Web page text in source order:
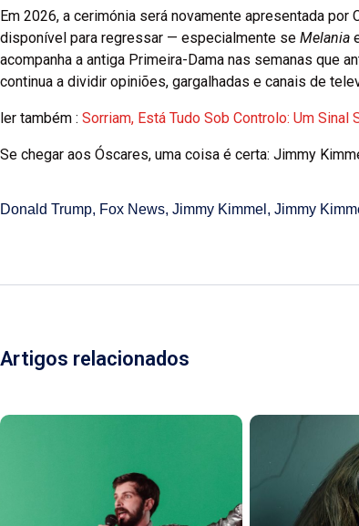
Em 2026, a cerimónia será novamente apresentada por
disponível para regressar — especialmente se Melania
acompanha a antiga Primeira-Dama nas semanas que
continua a dividir opiniões, gargalhadas e canais de
ler também : Sorriam, Está Tudo Sob Controlo: Um Sinal
Se chegar aos Óscares, uma coisa é certa: Jimmy
Donald Trump, Fox News, Jimmy Kimmel , Jimmy
Artigos relacionados